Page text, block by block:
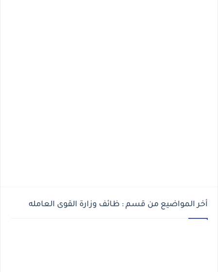
أخر المواضيع من قسم : ظائف وزارة القوى العامله